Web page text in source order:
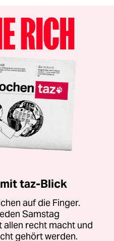
taz-Blick
auf die Finger.
Samstag
allen recht macht und
gehört werden.